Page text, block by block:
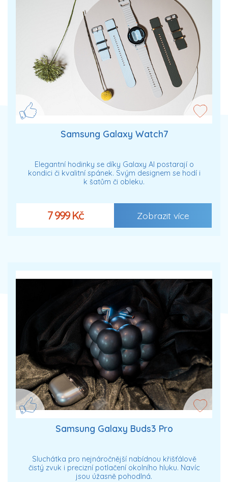
Samsung Galaxy Watch7
Elegantní hodinky se díky Galaxy AI postarají o
kondici či kvalitní spánek. Svým designem se hodí i
k šatům či obleku.
7 999 Kč Zobrazit více
Samsung Galaxy Buds3 Pro
Sluchátka pro nejnáročnější nabídnou křišťálově
čistý zvuk i precizní potlačení okolního hluku. Navíc
jsou úžasně pohodlná.